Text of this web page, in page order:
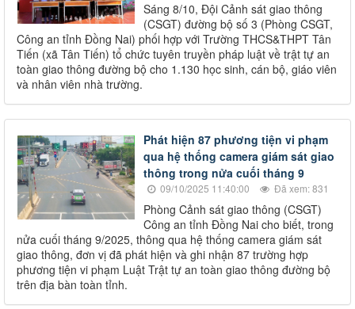
Sáng 8/10, Đội Cảnh sát giao thông
(CSGT) đường bộ số 3 (Phòng CSGT,
Công an tỉnh Đồng Nai) phối hợp với Trường THCS&THPT Tân
Tiến (xã Tân Tiến) tổ chức tuyên truyền pháp luật về trật tự an
toàn giao thông đường bộ cho 1.130 học sinh, cán bộ, giáo viên
và nhân viên nhà trường.
Phát hiện 87 phương tiện vi phạm
qua hệ thống camera giám sát giao
thông trong nửa cuối tháng 9
09/10/2025 11:40:00 Đã xem: 831
Phòng Cảnh sát giao thông (CSGT)
Công an tỉnh Đồng Nai cho biết, trong
nửa cuối tháng 9/2025, thông qua hệ thống camera giám sát
giao thông, đơn vị đã phát hiện và ghi nhận 87 trường hợp
phương tiện vi phạm Luật Trật tự an toàn giao thông đường bộ
trên địa bàn toàn tỉnh.